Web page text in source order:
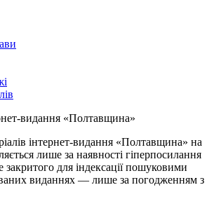
видання «Полтавщина»
інтернет-видання «Полтавщина» на
лише за наявності гіперпосилання
закритого для індексації пошуковими
виданнях — лише за погодженням з